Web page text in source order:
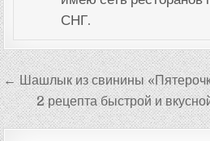
СНГ.
Навигация
по
записям
← Шашлык из свинины
2 рецепта быстрой и